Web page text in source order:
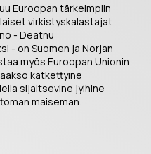
Euroopan tärkeimpiin
virkistyskalastajat
- Deatnu
- on Suomen ja Norjan
myös Euroopan Unionin
kätkettyine
sijaitsevine jylhine
maiseman.